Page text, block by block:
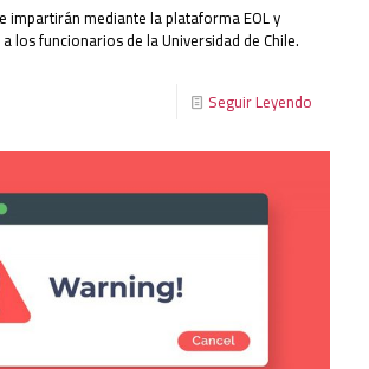
impartirán mediante la plataforma EOL y
los funcionarios de la Universidad de Chile.
Seguir Leyendo